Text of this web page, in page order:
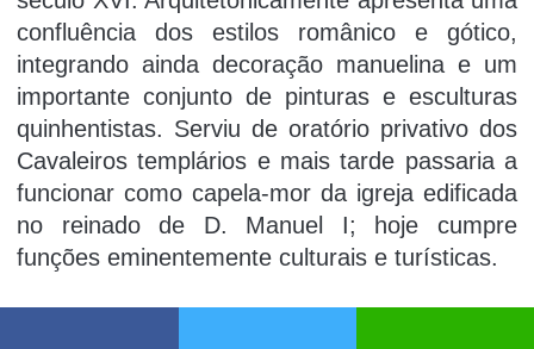
confluência dos estilos românico e gótico,
integrando ainda decoração manuelina e um
importante conjunto de pinturas e esculturas
quinhentistas. Serviu de oratório privativo dos
Cavaleiros templários e mais tarde passaria a
funcionar como capela-mor da igreja edificada
no reinado de D. Manuel I; hoje cumpre
funções eminentemente culturais e turí­sticas.